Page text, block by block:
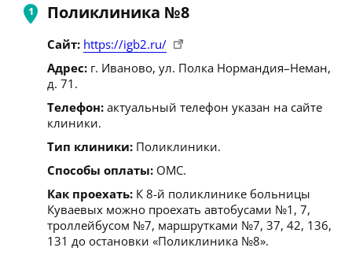
Поликлиника №8
Сайт: https://igb2.ru/
Адрес: г. Иваново, ул. Полка Нормандия–Неман,
д. 71.
Телефон: актуальный телефон указан на сайте
клиники.
Тип клиники: Поликлиники.
Способы оплаты: ОМС.
Как проехать: К 8-й поликлинике больницы
Куваевых можно проехать автобусами №1, 7,
троллейбусом №7, маршрутками №7, 37, 42, 136,
131 до остановки «Поликлиника №8».